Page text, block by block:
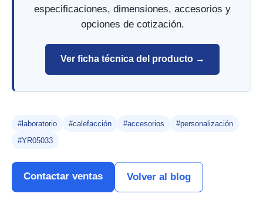
especificaciones, dimensiones, accesorios y
opciones de cotización.
Ver ficha técnica del producto →
#laboratorio #calefacción #accesorios
#personalización
#YR05033
Contactar ventas Volver al blog